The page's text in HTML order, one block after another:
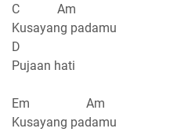
C Am
Kusayang padamu
D
Pujaan hati
Em Am
Kusayang padamu